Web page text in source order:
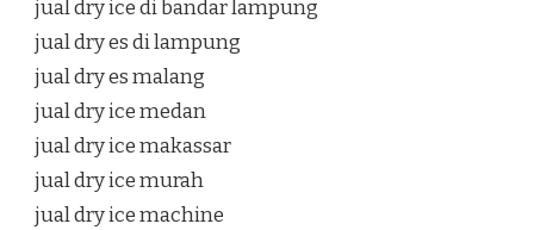
jual dry ice di bandar lampung
jual dry es di lampung
jual dry es malang
jual dry ice medan
jual dry ice makassar
jual dry ice murah
jual dry ice machine